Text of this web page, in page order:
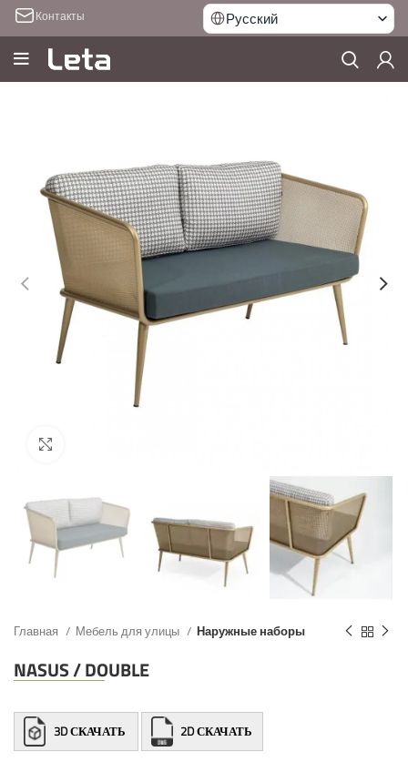
Контакты Русский
Главная Мебель для улицы Наружные наборы
NASUS / DOUBLE
3D СКАЧАТЬ 2D СКАЧАТЬ